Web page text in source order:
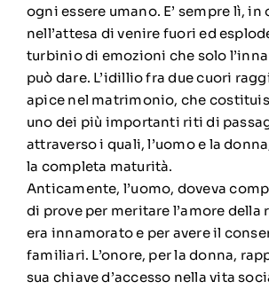
ogni essere umano. E’ sempre lì, in
nell’attesa di venire fuori ed
turbinio di emozioni che solo
può dare. L’idillio fra due cuori
apice nel matrimonio, che
uno dei più importanti riti di
attraverso i quali, l’uomo e la
la completa maturità.
Anticamente, l’uomo, doveva
di prove per meritare l’amore della
era innamorato e per avere il
familiari. L’onore, per la donna,
sua chiave d’accesso nella vita